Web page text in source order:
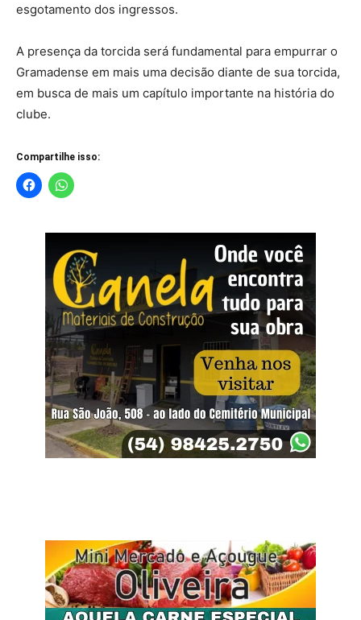
esgotamento dos ingressos.
A presença da torcida será fundamental para empurrar o
Gramadense em mais uma decisão diante de sua torcida,
em busca de mais um capítulo importante na história do
clube.
Compartilhe isso: